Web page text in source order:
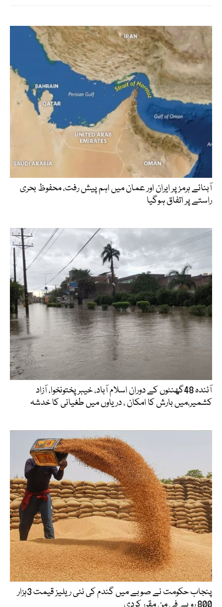
آبنائے ہرمز پر ایران اور عمان میں اہم پیش رفت، محفوظ بحری
راستے پر اتفاق ہوگیا
آئندہ 48گھنٹوں کے دوران اسلام آباد، خیبرپختونخوا، آزاد
کشمیر،میں بارش کا امکان ، دریاوں میں طغیانی کا خدشہ
پنجاب حکومت نے صوبے میں گندم کی نئی ریلیز قیمت 3ہزار